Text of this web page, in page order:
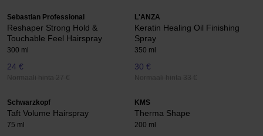
Sebastian Professional
Reshaper Strong Hold &
Touchable Feel Hairspray
300 ml
24 €
Normaali hinta 27 €
L'ANZA
Keratin Healing Oil Finishing
Spray
350 ml
30 €
Normaali hinta 33 €
Schwarzkopf
Taft Volume Hairspray
75 ml
KMS
Therma Shape
200 ml